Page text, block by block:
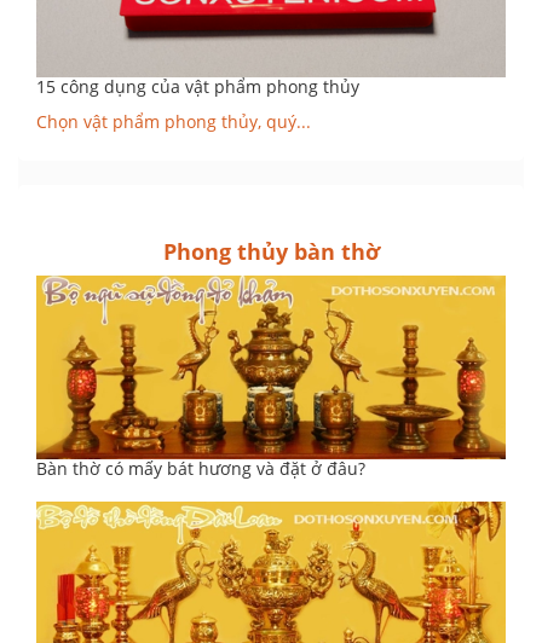
15 công dụng của vật phẩm phong thủy
Chọn vật phẩm phong thủy, quý...
Phong thủy bàn thờ
Bàn thờ có mấy bát hương và đặt ở đâu?